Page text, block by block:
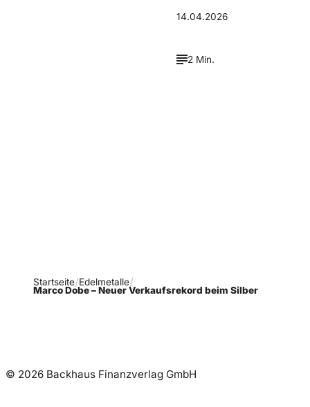
14.04.2026
2 Min.
Startseite Edelmetalle
Marco Dobe – Neuer Verkaufsrekord beim Silber
© 2026 Backhaus Finanzverlag GmbH